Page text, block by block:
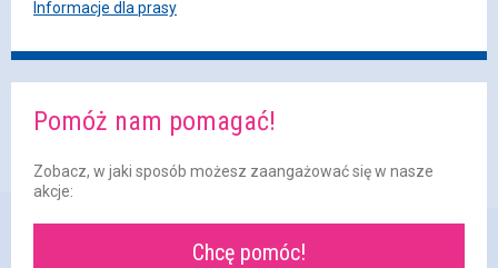
Informacje dla prasy
Pomóż nam pomagać!
Zobacz, w jaki sposób możesz zaangażować się w nasze
akcje:
Chcę pomóc!